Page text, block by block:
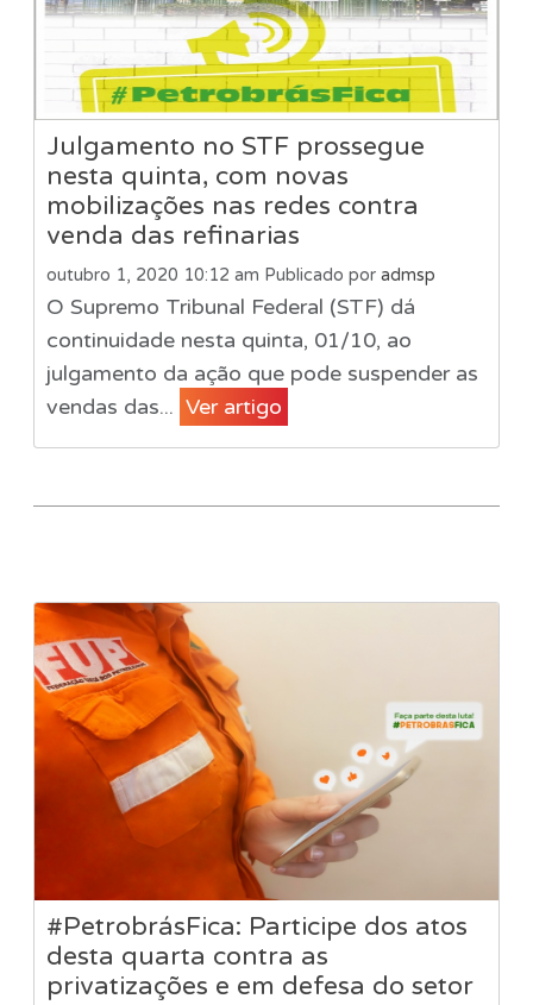
Julgamento no STF prossegue
nesta quinta, com novas
mobilizações nas redes contra
venda das refinarias
outubro 1, 2020 10:12 am Publicado por admsp
O Supremo Tribunal Federal (STF) dá
continuidade nesta quinta, 01/10, ao
julgamento da ação que pode suspender as
vendas das... Ver artigo
#PetrobrásFica: Participe dos atos
desta quarta contra as
privatizações e em defesa do setor